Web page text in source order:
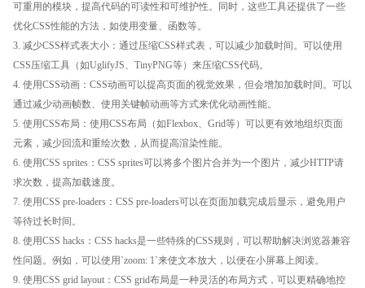
可重用的模块，提高代码的可读性和可维护性。同时，这些工具还提供了一些
优化CSS性能的方法，如使用变量、函数等。
3. 减少CSS样式表大小：通过压缩CSS样式表，可以减少加载时间。可以使用
CSS压缩工具（如UglifyJS、TinyPNG等）来压缩CSS代码。
4. 使用CSS动画：CSS动画可以提高页面的视觉效果，但会增加加载时间。可以
通过减少动画帧数、使用关键帧动画等方式来优化动画性能。
5. 使用CSS布局：使用CSS布局（如Flexbox、Grid等）可以更有效地组织页面
元素，减少回流和重绘次数，从而提高渲染性能。
6. 使用CSS sprites：CSS sprites可以将多个图片合并为一个图片，减少HTTP请
求次数，提高加载速度。
7. 使用CSS pre-loaders：CSS pre-loaders可以在页面加载完成后显示，避免用户
等待过长时间。
8. 使用CSS hacks：CSS hacks是一些特殊的CSS规则，可以帮助解决浏览器兼容
性问题。例如，可以使用`zoom: 1`来使文本放大，以便在小屏幕上阅读。
9. 使用CSS grid layout：CSS grid布局是一种灵活的布局方式，可以更精确地控